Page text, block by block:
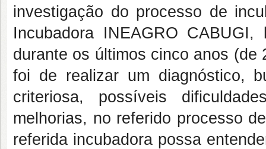
investigação do processo de
Incubadora INEAGRO
durante os últimos cinco anos
foi de realizar um diagnóstico,
criteriosa, possíveis
melhorias, no referido processo
referida incubadora possa